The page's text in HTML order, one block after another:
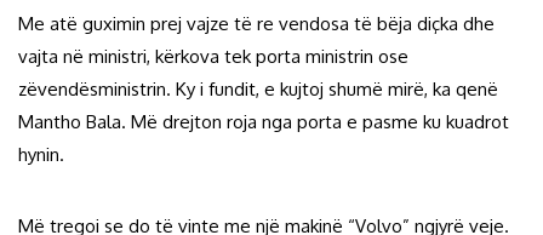
Me atë guximin prej vajze të re vendosa të bëja diçka dhe
vajta në ministri, kërkova tek porta ministrin ose
zëvendësministrin. Ky i fundit, e kujtoj shumë mirë, ka qenë
Mantho Bala. Më drejton roja nga porta e pasme ku kuadrot
hynin.
Më tregoi se do të vinte me një makinë “Volvo” ngjyrë veje.